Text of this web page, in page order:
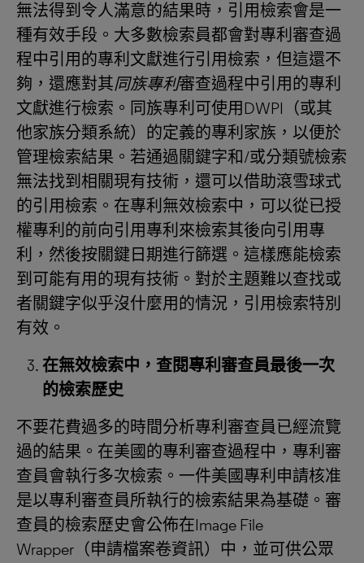
無法得到令人滿意的結果時，引用檢索會是一
種有效手段。大多數檢索員都會對專利審查過
程中引用的專利文獻進行引用檢索，但這還不
夠，還應對其同族專利審查過程中引用的專利
文獻進行檢索。同族專利可使用DWPI（或其
他家族分類系統）的定義的專利家族，以便於
管理檢索結果。若通過關鍵字和/或分類號檢索
無法找到相關現有技術，還可以借助滾雪球式
的引用檢索。在專利無效檢索中，可以從已授
權專利的前向引用專利來檢索其後向引用專
利，然後按關鍵日期進行篩選。這樣應能檢索
到可能有用的現有技術。對於主題難以查找或
者關鍵字似乎沒什麼用的情況，引用檢索特別
有效。
在無效檢索中，查閱專利審查員最後一次
的檢索歷史
不要花費過多的時間分析專利審查員已經流覽
過的結果。在美國的專利審查過程中，專利審
查員會執行多次檢索。一件美國專利申請核准
是以專利審查員所執行的檢索結果為基礎。審
查員的檢索歷史會公佈在Image File
Wrapper（申請檔案卷資訊）中，並可供公眾